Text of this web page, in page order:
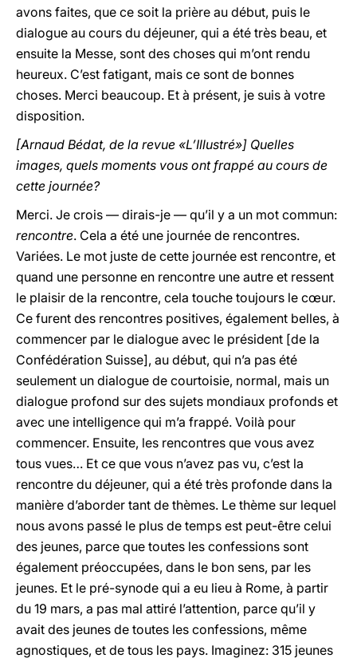
avons faites, que ce soit la prière au début, puis le
dialogue au cours du déjeuner, qui a été très beau, et
ensuite la Messe, sont des choses qui m’ont rendu
heureux. C’est fatigant, mais ce sont de bonnes
choses. Merci beaucoup. Et à présent, je suis à votre
disposition.
[Arnaud Bédat, de la revue «L’Illustré»] Quelles
images, quels moments vous ont frappé au cours de
cette journée?
Merci. Je crois — dirais-je — qu’il y a un mot commun:
rencontre. Cela a été une journée de rencontres.
Variées. Le mot juste de cette journée est rencontre, et
quand une personne en rencontre une autre et ressent
le plaisir de la rencontre, cela touche toujours le cœur.
Ce furent des rencontres positives, également belles, à
commencer par le dialogue avec le président [de la
Confédération Suisse], au début, qui n’a pas été
seulement un dialogue de courtoisie, normal, mais un
dialogue profond sur des sujets mondiaux profonds et
avec une intelligence qui m’a frappé. Voilà pour
commencer. Ensuite, les rencontres que vous avez
tous vues… Et ce que vous n’avez pas vu, c’est la
rencontre du déjeuner, qui a été très profonde dans la
manière d’aborder tant de thèmes. Le thème sur lequel
nous avons passé le plus de temps est peut-être celui
des jeunes, parce que toutes les confessions sont
également préoccupées, dans le bon sens, par les
jeunes. Et le pré-synode qui a eu lieu à Rome, à partir
du 19 mars, a pas mal attiré l’attention, parce qu’il y
avait des jeunes de toutes les confessions, même
agnostiques, et de tous les pays. Imaginez: 315 jeunes